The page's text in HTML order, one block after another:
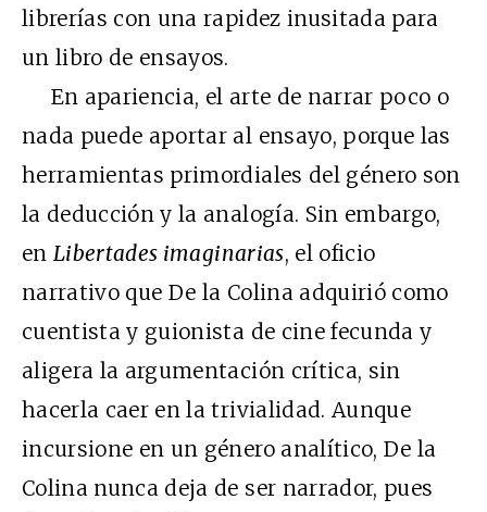
librerías con una rapidez inusitada para
un libro de ensayos.
En apariencia, el arte de narrar poco o
nada puede aportar al ensayo, porque las
herramientas primordiales del género son
la deducción y la analogía. Sin embargo,
enLibertades imaginarias, el oficio
narrativo que De la Colina adquirió como
cuentista y guionista de cine fecunda y
aligera la argumentación crítica, sin
hacerla caer en la trivialidad. Aunque
incursione en un género analítico, De la
Colina nunca deja de ser narrador, pues